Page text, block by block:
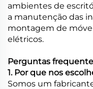
ambientes de
a manutenção das
montagem de
elétricos.
Perguntas
1. Por que nos
Somos um